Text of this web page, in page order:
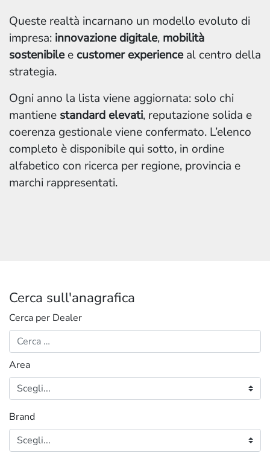
Queste realtà incarnano un modello evoluto di
impresa: innovazione digitale, mobilità
sostenibilee customer experienceal centro della
strategia.
Ogni anno la lista viene aggiornata: solo chi
mantiene standard elevati, reputazione solida e
coerenza gestionale viene confermato. L’elenco
completo è disponibile qui sotto, in ordine
alfabetico con ricerca per regione, provincia e
marchi rappresentati.
Cerca sull'anagrafica
Cerca per Dealer
Area
Brand